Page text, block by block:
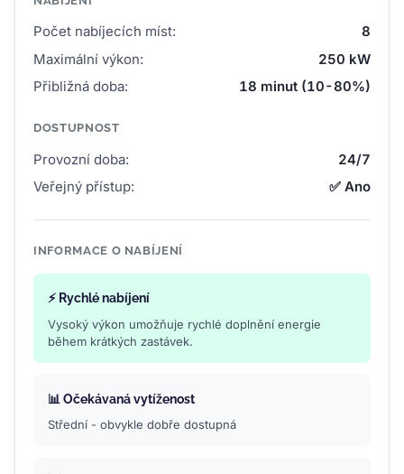
Počet nabíjecích míst:
8
Maximální výkon:
250 kW
Přibližná doba:
18 minut (10-80%)
DOSTUPNOST
Provozní doba:
24/7
Veřejný přístup:
✅ Ano
INFORMACE O NABÍJENÍ
⚡ Rychlé nabíjení
Vysoký výkon umožňuje rychlé doplnění energie
během krátkých zastávek.
📊 Očekávaná vytíženost
Střední - obvykle dobře dostupná